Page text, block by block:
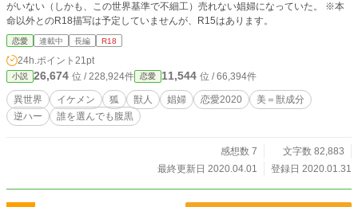
がいない（しかも、この世界基準で不細工）売れない娼婦になっていた。 ※本
命以外とのR18描写は予定していませんが、R15はあります。
恋愛 連載中 長編 R18
24h.ポイント 21pt
小説 26,674 位 / 228,924件 恋愛 11,544 位 / 66,394件
異世界 イケメン 狐 獣人 娼婦 恋愛2020
美＝獣成分
逆ハー
誰を選んでも腹黒
感想数 7
文字数 82,883
最終更新日 2020.04.01
登録日 2020.01.31